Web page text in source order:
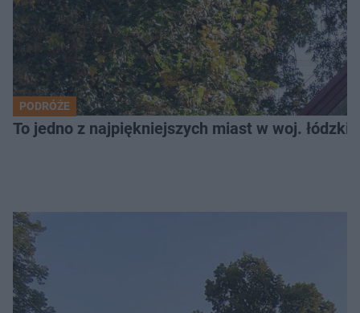
PODRÓŻE
To jedno z najpiękniejszych miast w woj.